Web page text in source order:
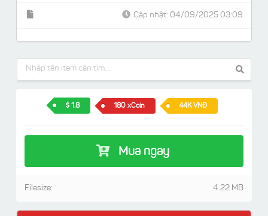
Cập nhật: 04/09/2025 03:09
1.8 180 xCoin 44K VNĐ
Mua ngay
4.22 MB
Filesize: